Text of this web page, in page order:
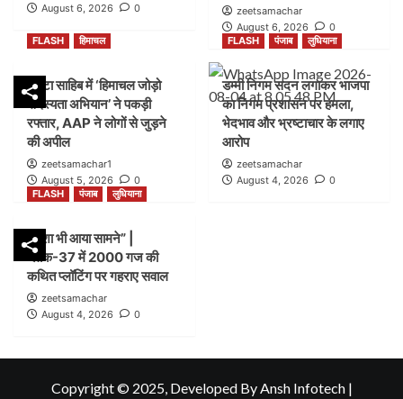
August 6, 2026
0
zeetsamachar
August 6, 2026
0
FLASH
हिमाचल
पांवटा साहिब में ‘हिमाचल जोड़ो
सदस्यता अभियान’ ने पकड़ी
रफ्तार, AAP ने लोगों से जुड़ने
की अपील
zeetsamachar1
August 5, 2026
0
FLASH पंजाब लुधियाना
डम्मी निगम सदन लगाकर भाजपा
का निगम प्रशासन पर हमला,
भेदभाव और भ्रष्टाचार के लगाए
आरोप
zeetsamachar
August 4, 2026
0
FLASH
पंजाब लुधियाना
नक्शा भी आया सामने” |
ब्लॉक-37 में 2000 गज की
कथित प्लॉटिंग पर गहराए सवाल
zeetsamachar
August 4, 2026
0
Copyright © 2025, Developed By Ansh Infotech |